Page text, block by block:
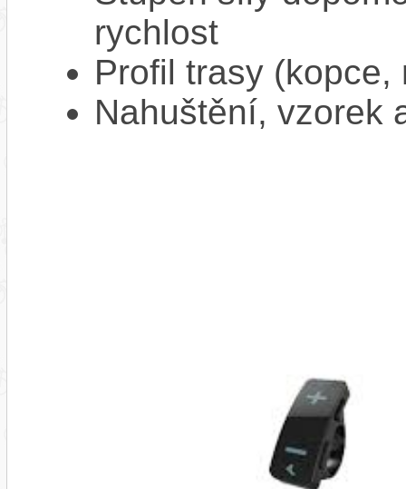
rychlost
Profil trasy
Nahuštění, vzorek